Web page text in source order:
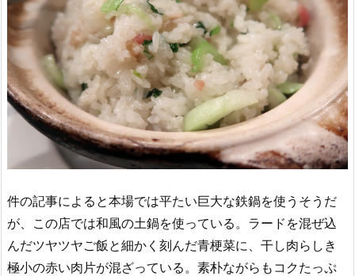
件の記事によると本場では平たい巨大な鉄鍋を使うそうだ
が、この店では和風の土鍋を使っている。ラードを混ぜ込
んだツヤツヤご飯と細かく刻んだ青梗菜に、干し肉らしき
極小の赤い肉片が混ざっている。素朴ながらもコクたっぷ